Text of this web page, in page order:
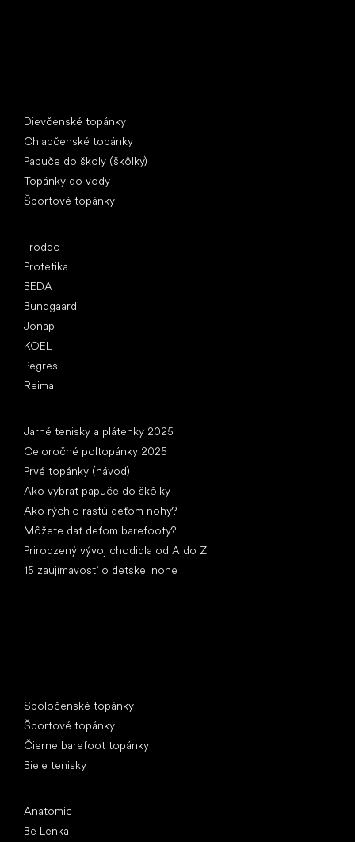
Dievčenské topánky
Chlapčenské topánky
Papuče do školy (škôlky)
Topánky do vody
Športové topánky
Froddo
Protetika
BEDA
Bundgaard
Jonap
KOEL
Pegres
Reima
Jarné tenisky a plátenky 2025
Celoročné poltopánky 2025
Prvé topánky (návod)
Ako vybrať papuče do škôlky
Ako rýchlo rastú deťom nohy?
Môžete dať deťom barefooty?
Prirodzený vývoj chodidla od A do Z
15 zaujímavostí o detskej nohe
Spoločenské topánky
Športové topánky
Čierne barefoot topánky
Biele tenisky
Anatomic
Be Lenka